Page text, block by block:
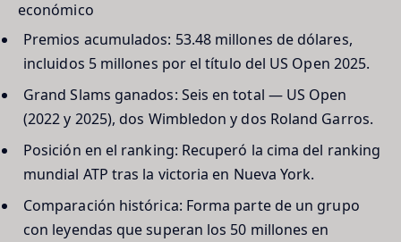
económico
Premios acumulados: 53.48 millones de dólares,
incluidos 5 millones por el título del US Open 2025.
Grand Slams ganados: Seis en total — US Open
(2022 y 2025), dos Wimbledon y dos Roland Garros.
Posición en el ranking: Recuperó la cima del ranking
mundial ATP tras la victoria en Nueva York.
Comparación histórica: Forma parte de un grupo
con leyendas que superan los 50 millones en